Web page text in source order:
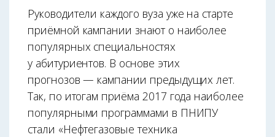
Руководители каждого вуза уже на старте
приёмной кампании знают о наиболее
популярных специальностях
у абитуриентов. В основе этих
прогнозов — кампании предыдущих лет.
Так, по итогам приёма 2017 года наиболее
популярными программами в ПНИПУ
стали «Нефтегазовые техника